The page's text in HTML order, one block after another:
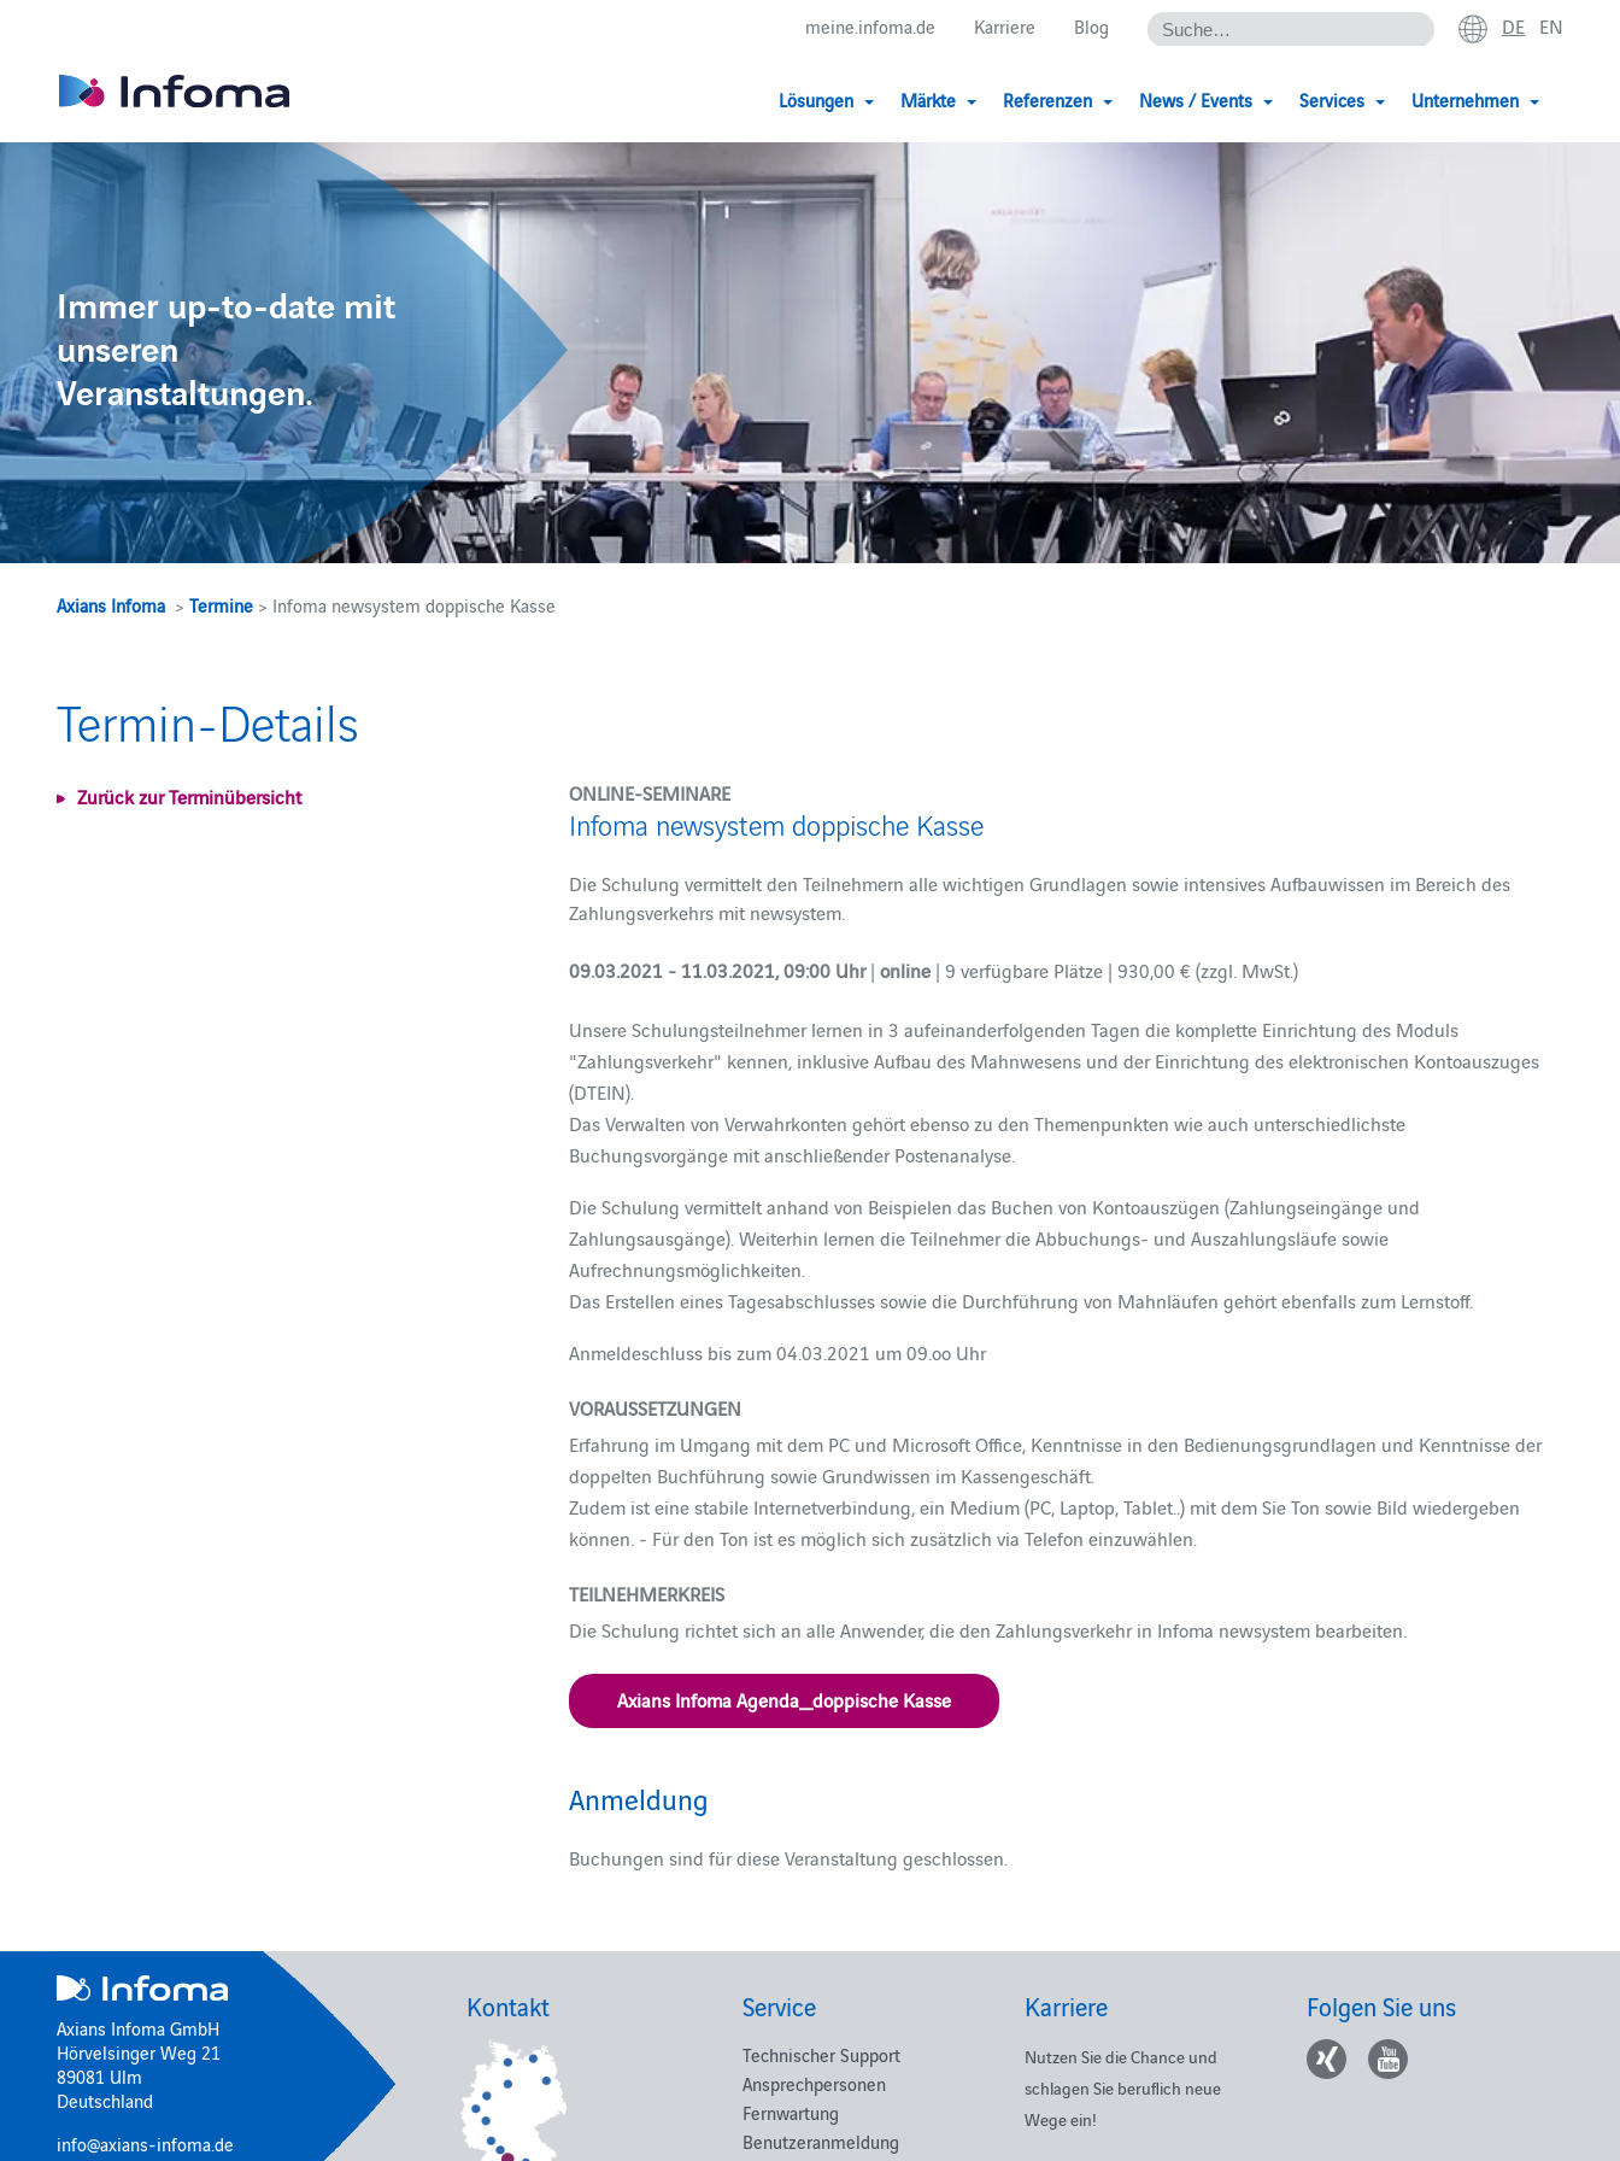
meine.infoma.de Karriere Blog DE EN
Lösungen Märkte Referenzen News / Events Services Unternehmen
Immer up-to-date mit
unseren
Veranstaltungen.
Axians Infoma >Termine > Infoma newsystem doppische Kasse
Termin-Details
Zurück zur Terminübersicht ONLINE-SEMINARE
Infoma newsystem doppische Kasse
Die Schulung vermittelt den Teilnehmern alle wichtigen Grundlagen sowie intensives Aufbauwissen im Bereich des
Zahlungsverkehrs mit newsystem.
09.03.2021 - 11.03.2021, 09:00 Uhr| online | 9 verfügbare Plätze | 930,00 € (zzgl. MwSt.)
Unsere Schulungsteilnehmer lernen in 3 aufeinanderfolgenden Tagen die komplette Einrichtung des Moduls
"Zahlungsverkehr" kennen, inklusive Aufbau des Mahnwesens und der Einrichtung des elektronischen Kontoauszuges
(DTEIN).
Das Verwalten von Verwahrkonten gehört ebenso zu den Themenpunkten wie auch unterschiedlichste
Buchungsvorgänge mit anschließender Postenanalyse.
Die Schulung vermittelt anhand von Beispielen das Buchen von Kontoauszügen (Zahlungseingänge und
Zahlungsausgänge). Weiterhin lernen die Teilnehmer die Abbuchungs- und Auszahlungsläufe sowie
Aufrechnungsmöglichkeiten.
Das Erstellen eines Tagesabschlusses sowie die Durchführung von Mahnläufen gehört ebenfalls zum Lernstoff.
Anmeldeschluss bis zum 04.03.2021 um 09.oo Uhr
VORAUSSETZUNGEN
Erfahrung im Umgang mit dem PC und Microsoft Office, Kenntnisse in den Bedienungsgrundlagen und Kenntnisse der
doppelten Buchführung sowie Grundwissen im Kassengeschäft.
Zudem ist eine stabile Internetverbindung, ein Medium (PC, Laptop, Tablet..) mit dem Sie Ton sowie Bild wiedergeben
können. - Für den Ton ist es möglich sich zusätzlich via Telefon einzuwählen.
TEILNEHMERKREIS
Die Schulung richtet sich an alle Anwender, die den Zahlungsverkehr in Infoma newsystem bearbeiten.
Axians Infoma Agenda_doppische Kasse
Anmeldung
Buchungen sind für diese Veranstaltung geschlossen.
Axians Infoma GmbH
Hörvelsinger Weg 21
89081 Ulm
Deutschland
info@axians-infoma.de
Kontakt Service
Technischer Support
Ansprechpersonen
Fernwartung
Benutzeranmeldung
Karriere
Nutzen Sie die Chance und
schlagen Sie beruflich neue
Wege ein!
Folgen Sie uns